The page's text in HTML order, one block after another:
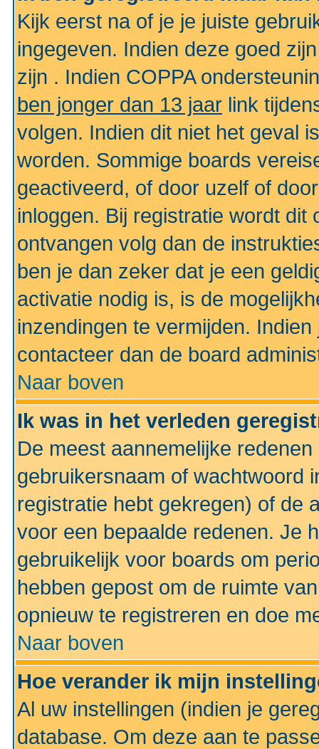
Kijk eerst na of je je juiste
ingegeven. Indien deze goed
zijn . Indien COPPA
ben jonger dan 13 jaar link
volgen. Indien dit niet het geval
worden. Sommige boards
geactiveerd, of door uzelf of
inloggen. Bij registratie wordt dit
ontvangen volg dan de
ben je dan zeker dat je een
activatie nodig is, is de
inzendingen te vermijden.
contacteer dan de board
Naar boven
Ik was in het verleden
De meest aannemelijke
gebruikersnaam of wachtwoord
registratie hebt gekregen) of de
voor een bepaalde redenen. Je
gebruikelijk voor boards om
hebben gepost om de ruimte
opnieuw te registreren en doe
Naar boven
Hoe verander ik mijn
Al uw instellingen (indien je
database. Om deze aan te